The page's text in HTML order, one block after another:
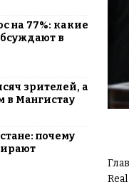
на 77%: какие
в
зрителей, а
в Мангистау
почему